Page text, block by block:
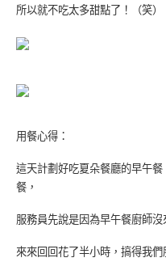
所以就不吃太多甜點了！（笑）
用餐心得：
這天計劃好吃夏朵餐廳的早午
餐，
服務員先說是因為早午餐廚師
來來回回花了半小時，搞得我們